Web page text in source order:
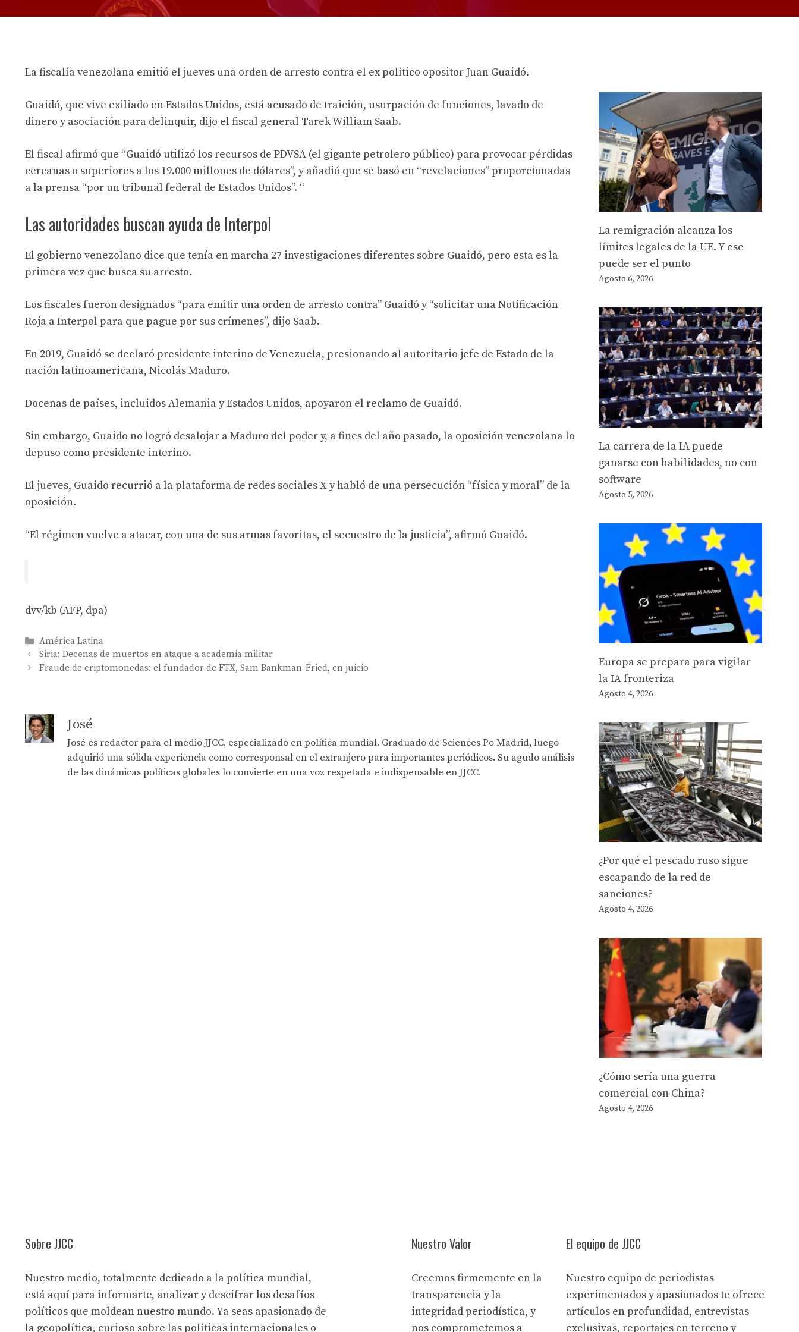
La fiscalía venezolana emitió el jueves una orden de arresto contra el ex político opositor Juan Guaidó.
Guaidó, que vive exiliado en Estados Unidos, está acusado de traición, usurpación de funciones, lavado de
dinero y asociación para delinquir, dijo el fiscal general Tarek William Saab.
El fiscal afirmó que “Guaidó utilizó los recursos de PDVSA (el gigante petrolero público) para provocar pérdidas
cercanas o superiores a los 19.000 millones de dólares”, y añadió que se basó en “revelaciones” proporcionadas
a la prensa “por un tribunal federal de Estados Unidos”. “
Las autoridades buscan ayuda de Interpol
El gobierno venezolano dice que tenía en marcha 27 investigaciones diferentes sobre Guaidó, pero esta es la
primera vez que busca su arresto.
Los fiscales fueron designados “para emitir una orden de arresto contra” Guaidó y “solicitar una Notificación
Roja a Interpol para que pague por sus crímenes”, dijo Saab.
En 2019, Guaidó se declaró presidente interino de Venezuela, presionando al autoritario jefe de Estado de la
nación latinoamericana, Nicolás Maduro.
Docenas de países, incluidos Alemania y Estados Unidos, apoyaron el reclamo de Guaidó.
Sin embargo, Guaido no logró desalojar a Maduro del poder y, a fines del año pasado, la oposición venezolana lo
depuso como presidente interino.
El jueves, Guaido recurrió a la plataforma de redes sociales X y habló de una persecución “física y moral” de la
oposición.
“El régimen vuelve a atacar, con una de sus armas favoritas, el secuestro de la justicia”, afirmó Guaidó.
dvv/kb (AFP, dpa)
Categories
América Latina
Siria: Decenas de muertos en ataque a academia militar
Fraude de criptomonedas: el fundador de FTX, Sam Bankman-Fried, en juicio
José
José es redactor para el medio JJCC, especializado en política mundial. Graduado de Sciences Po Madrid, luego
adquirió una sólida experiencia como corresponsal en el extranjero para importantes periódicos. Su agudo análisis
de las dinámicas políticas globales lo convierte en una voz respetada e indispensable en JJCC.
La remigración alcanza los
límites legales de la UE. Y ese
puede ser el punto
Agosto 6, 2026
La carrera de la IA puede
ganarse con habilidades, no con
software
Agosto 5, 2026
Europa se prepara para vigilar
la IA fronteriza
Agosto 4, 2026
¿Por qué el pescado ruso sigue
escapando de la red de
sanciones?
Agosto 4, 2026
¿Cómo sería una guerra
comercial con China?
Agosto 4, 2026
Sobre JJCC
Nuestro medio, totalmente dedicado a la política mundial,
está aquí para informarte, analizar y descifrar los desafíos
políticos que moldean nuestro mundo. Ya seas apasionado de
la geopolítica, curioso sobre las políticas internacionales o
Nuestro Valor
Creemos firmemente en la
transparencia y la
integridad periodística, y
nos comprometemos a
El equipo de JJCC
Nuestro equipo de periodistas
experimentados y apasionados te ofrece
artículos en profundidad, entrevistas
exclusivas, reportajes en terreno y